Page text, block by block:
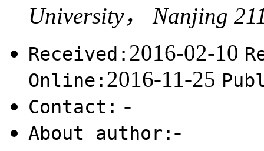
University， Nanjing
Received: 2016-02-10
Online: 2016-11-25
Contact: -
About author: -